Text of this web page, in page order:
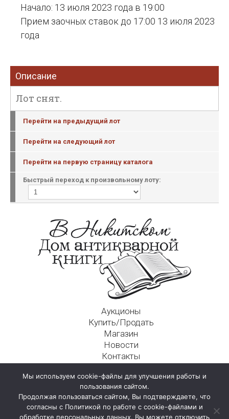
Начало: 13 июля 2023 года в 19:00
Прием заочных ставок до 17:00 13 июля 2023
года
Описание
Лот снят.
Перейти на предыдущий лот
Перейти на следующий лот
Перейти на первую страницу каталога
Быстрый переход к произвольному лоту:
Аукционы
Купить/Продать
Магазин
Новости
Контакты
125009, г. Москва, Никитский пер., д. 4а, стр. 1
Мы используем cookie-файлы для улучшения работы и
пользования сайтом.
Продолжая пользоваться сайтом, Вы подтверждаете, что
согласны с Политикой по работе с cookie-файлами и
обработке персональных данных. Вы можете отключить